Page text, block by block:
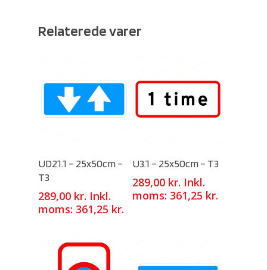
Relaterede varer
UD21.1 – 25x50cm –
T3
289,00 kr. Inkl.
moms: 361,25 kr.
U3.1 – 25x50cm – T3
289,00 kr. Inkl.
moms: 361,25 kr.